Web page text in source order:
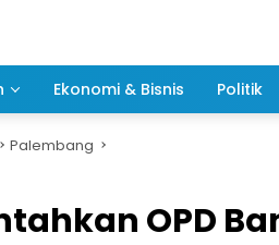
Ekonomi & Bisnis Politik
Palembang
OPD